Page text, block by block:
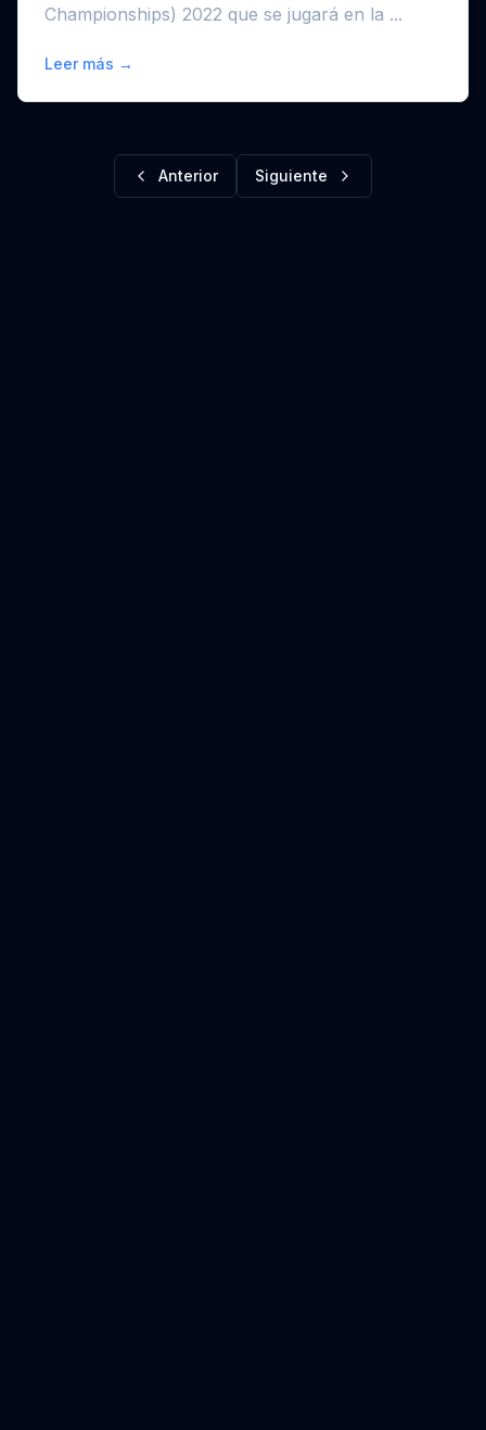
Championships) 2022 que se jugará en la ...
Leer más →
Anterior Siguiente